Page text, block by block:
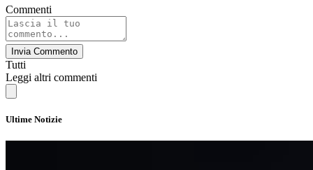
Commenti
Invia Commento
Tutti
Leggi altri commenti
Ultime Notizie